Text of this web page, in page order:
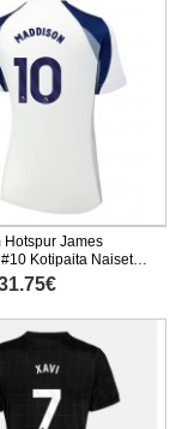
Hotspur James
Kotipaita Naiset